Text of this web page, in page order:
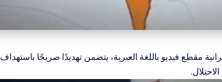
مقطع فيديو باللغة العبرية، يتضمن تهديدًا صريحًا باستهداف